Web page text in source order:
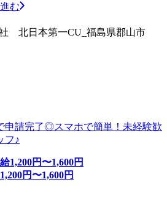
む
北日本第一CU_福島県郡山市
申請完了◎スマホで簡単！未経験歓
フ♪
1,200円〜1,600円
1,200円〜1,600円